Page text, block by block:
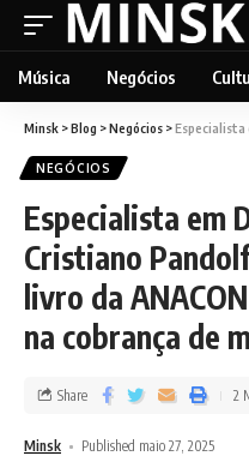
Música Negócios
Minsk >Blog >Negócios >Especialista em Direito
NEGÓCIOS
Especialista em
Cristiano
livro da
na cobrança de
Minsk Published maio 27, 2025
Share 2